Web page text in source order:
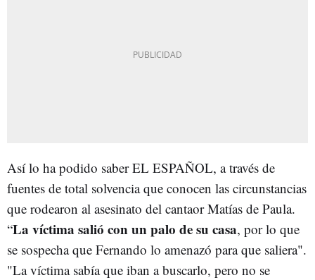
Así lo ha podido saber EL ESPAÑOL, a través de
fuentes de total solvencia que conocen las circunstancias
que rodearon al asesinato del cantaor Matías de Paula.
“La víctima salió con un palo de su casa, por lo que
se sospecha que Fernando lo amenazó para que saliera".
"La víctima sabía que iban a buscarlo, pero no se